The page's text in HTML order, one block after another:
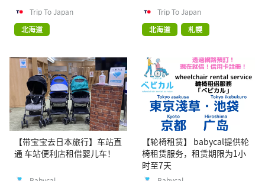
Trip To Japan
北海道
Trip To Japan
北海道
札幌
【带宝宝去日本旅行】车站直
通 车站便利店租借婴儿车！
【轮椅租赁】 babycal提供轮
椅租赁服务，租赁期限为1小
时至7天